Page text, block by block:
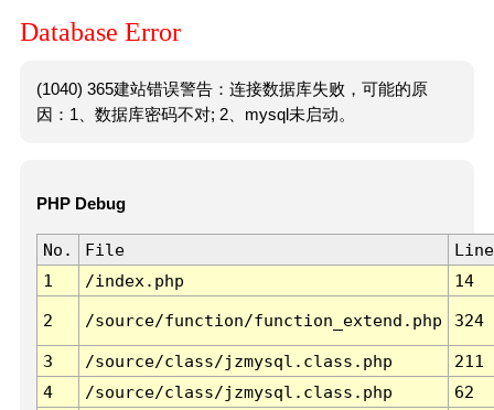
Database Error
(1040) 365建站错误警告：连接数据库失败，可能的原
因：1、数据库密码不对; 2、mysql未启动。
PHP Debug
No. File
Line
1
/index.php 14
2 /source/function/function_extend.php 324
3 /source/class/jzmysql.class.php
211
4
/source/class/jzmysql.class.php
62